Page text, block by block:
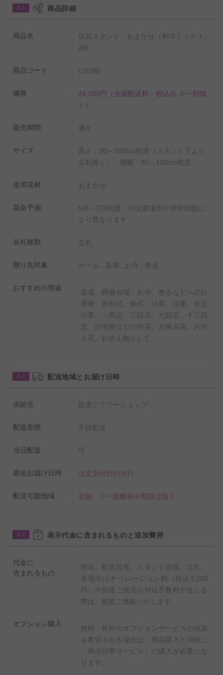
「供花スタンド（和洋ミックス）２万円コース
供花スタンド花1対や2基以上をご希望の場合はこちら
2-1 商品詳細
商品名
供花スタンド おまかせ（和洋ミックス）
2段
商品コード OS186
価格 24,200円
（全国配送料・税込み ※一部除
く）
販売期間 通年
サイズ
高さ：90～100cm程度（スタンド下より
立札除く） 横幅：80～100cm程度
使用花材 おまかせ
花命予測
5日～7日程度 ※設置場所や管理状態に
より異なります
名札種類 立札
贈り先対象 ホール , 斎場 , お寺 , 教会
おすすめの用途
斎場、葬儀会場、お寺、教会などへのお
通夜、告別式、葬式、法事、法要、年忌
法要、一周忌、三回忌、七回忌、十三回
忌、自宅葬などの供花、お悔み花、お供
え花、お供え物として
2-2 配送地域とお届け日時
供給元 提携フラワーショップ
配送形態 手持配達
当日配送 可
最短お届け日時 注文受付日の当日
配送可能地域 全国 ※一部離島や郡部は除く。
2-3 表示代金に含まれるものと追加費用
代金に
含まれるもの
供花、配送設置、スタンド回収、立札、
斎場向けオペレーション料（税込2,200
円）※別途ご供花お持込手数料が生じる
際は、都度ご連絡いたします。
オプション購入
無料、有料のオプションサービスの追加
を希望される場合は、商品購入と同時に
「商品付帯サービス」の購入が必要にな
ります。